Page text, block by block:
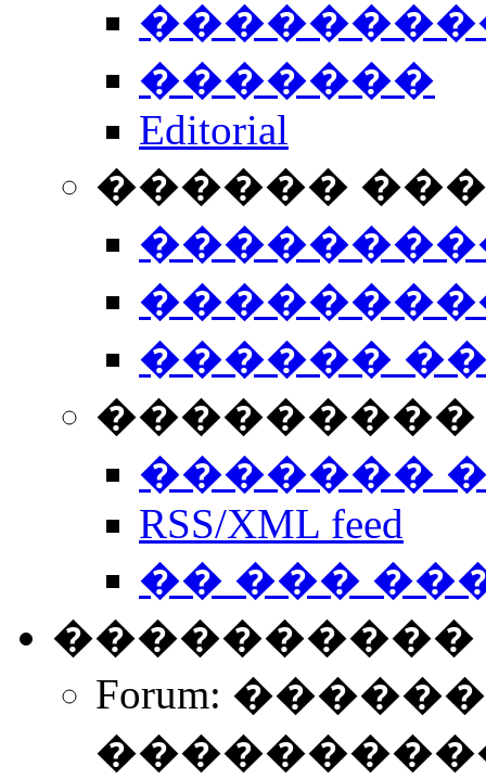
�������
Editorial
������
������
���������
�������
RSS/XML feed
�� ���
����������
Forum: